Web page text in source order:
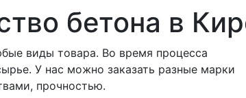
бетона в
виды товара. Во время процесса
У нас можно заказать разные марки
прочностью.